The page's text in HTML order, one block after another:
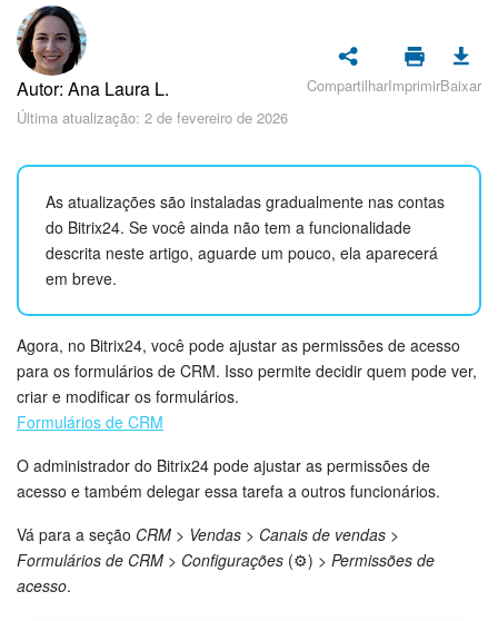
Segurança
Como Começar?
Feed
Messenger
Bitrix24 Collabs
Bitrix24 Drive
E-mail
Grupos de trabalho
Tarefas e Projetos
Autor: Ana Laura L.
Última atualização: 2 de fevereiro de 2026
CompartilharImprimirBaixar
As atualizações são instaladas gradualmente nas contas
do Bitrix24. Se você ainda não tem a funcionalidade
descrita neste artigo, aguarde um pouco, ela aparecerá
em breve.
Agora, no Bitrix24, você pode ajustar as permissões de acesso
para os formulários de CRM. Isso permite decidir quem pode ver,
criar e modificar os formulários.
Formulários de CRM
O administrador do Bitrix24 pode ajustar as permissões de
acesso e também delegar essa tarefa a outros funcionários.
Vá para a seção CRM > Vendas > Canais de vendas >
Formulários de CRM > Configurações (⚙️) > Permissões de
acesso.